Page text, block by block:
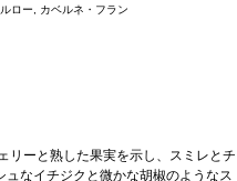
ルロー, カベルネ・フラン
リーと熟した果実を示し、スミレとチ
なイチジクと微かな胡椒のようなス